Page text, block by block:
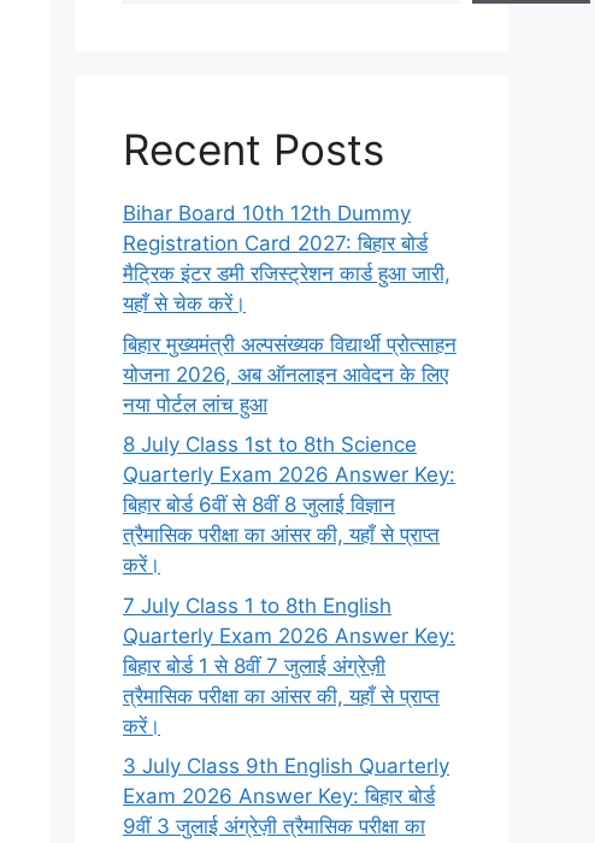
Recent Posts
Bihar Board 10th 12th Dummy
Registration Card 2027: बिहार बोर्ड
मैट्रिक इंटर डमी रजिस्ट्रेशन कार्ड हुआ जारी,
यहाँ से चेक करें।
बिहार मुख्यमंत्री अल्पसंख्यक विद्यार्थी प्रोत्साहन
योजना 2026, अब ऑनलाइन आवेदन के लिए
नया पोर्टल लांच हुआ
8 July Class 1st to 8th Science
Quarterly Exam 2026 Answer Key:
बिहार बोर्ड 6वीं से 8वीं 8 जुलाई विज्ञान
त्रैमासिक परीक्षा का आंसर की, यहाँ से प्राप्त
करें।
7 July Class 1 to 8th English
Quarterly Exam 2026 Answer Key:
बिहार बोर्ड 1 से 8वीं 7 जुलाई अंग्रेज़ी
त्रैमासिक परीक्षा का आंसर की, यहाँ से प्राप्त
करें।
3 July Class 9th English Quarterly
Exam 2026 Answer Key: बिहार बोर्ड
9वीं 3 जुलाई अंग्रेज़ी त्रैमासिक परीक्षा का